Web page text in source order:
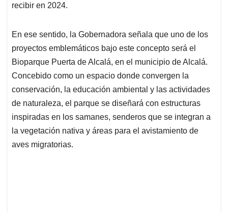
recibir en 2024.
En ese sentido, la Gobernadora señala que uno de los
proyectos emblemáticos bajo este concepto será el
Bioparque Puerta de Alcalá, en el municipio de Alcalá.
Concebido como un espacio donde convergen la
conservación, la educación ambiental y las actividades
de naturaleza, el parque se diseñará con estructuras
inspiradas en los samanes, senderos que se integran a
la vegetación nativa y áreas para el avistamiento de
aves migratorias.